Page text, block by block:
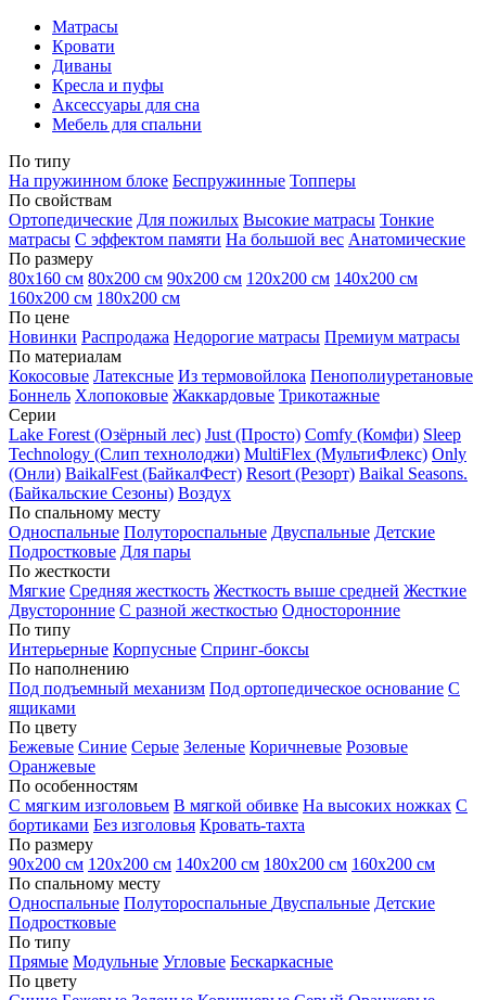
Матрасы
Кровати
Диваны
Кресла и пуфы
Аксессуары для сна
Мебель для спальни
По типу
На пружинном блоке Беспружинные Топперы
По свойствам
Ортопедические Для пожилых Высокие матрасы Тонкие
матрасы С эффектом памяти На большой вес Анатомические
По размеру
80х160 см 80х200 см 90х200 см 120х200 см 140х200 см
160х200 см 180х200 см
По цене
Новинки Распродажа Недорогие матрасы Премиум матрасы
По материалам
Кокосовые Латексные Из термовойлока Пенополиуретановые
Боннель Хлопоковые Жаккардовые Трикотажные
Серии
Lake Forest (Озёрный лес) Just (Просто) Comfy (Комфи) Sleep
Technology (Слип технолоджи) MultiFlex (МультиФлекс) Only
(Онли) BaikalFest (БайкалФест) Resort (Резорт) Baikal Seasons.
(Байкальские Сезоны) Воздух
По спальному месту
Односпальные Полутороспальные Двуспальные Детские
Подростковые Для пары
По жесткости
Мягкие Средняя жесткость Жесткость выше средней Жесткие
Двусторонние С разной жесткостью Односторонние
По типу
Интерьерные Корпусные Спринг-боксы
По наполнению
Под подъемный механизм Под ортопедическое основание С
ящиками
По цвету
Бежевые Синие Серые Зеленые Коричневые Розовые
Оранжевые
По особенностям
С мягким изголовьем В мягкой обивке На высоких ножках С
бортиками Без изголовья Кровать-тахта
По размеру
90х200 см 120х200 см 140х200 см 180х200 см 160х200 см
По спальному месту
Односпальные Полутороспальные Двуспальные Детские
Подростковые
По типу
Прямые Модульные Угловые Бескаркасные
По цвету